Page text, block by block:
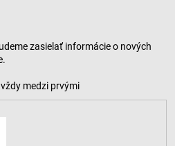
zasielať informácie o nových